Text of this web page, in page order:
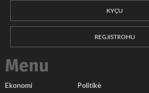
KYÇU
REGJISTROHU
Menu
Ekonomi Politikë